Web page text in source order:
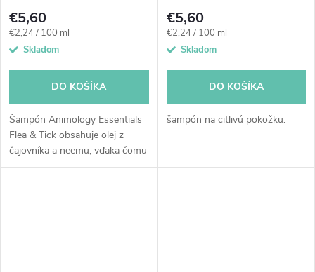
€5,60
Jednotková
cena:
€2,24 / 100 ml
Skladom
DO KOŠÍKA
Šampón Animology Essentials
Flea & Tick obsahuje olej z
čajovníka a neemu, vďaka čomu
pomáha odstraňovať z kožúška
€5,60
Jednotková
cena:
€2,24 / 100 ml
Skladom
DO KOŠÍKA
šampón na citlivú pokožku.